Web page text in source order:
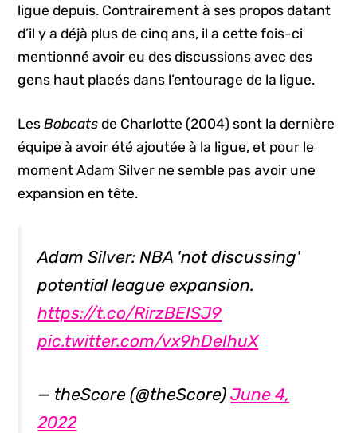
ligue depuis. Contrairement à ses propos datant
d’il y a déjà plus de cinq ans, il a cette fois-ci
mentionné avoir eu des discussions avec des
gens haut placés dans l’entourage de la ligue.
LesBobcats de Charlotte (2004) sont la dernière
équipe à avoir été ajoutée à la ligue, et pour le
moment Adam Silver ne semble pas avoir une
expansion en tête.
Adam Silver: NBA 'not discussing'
potential league expansion.
https://t.co/RirzBEISJ9
pic.twitter.com/vx9hDeIhuX
— theScore (@theScore)June 4,
2022